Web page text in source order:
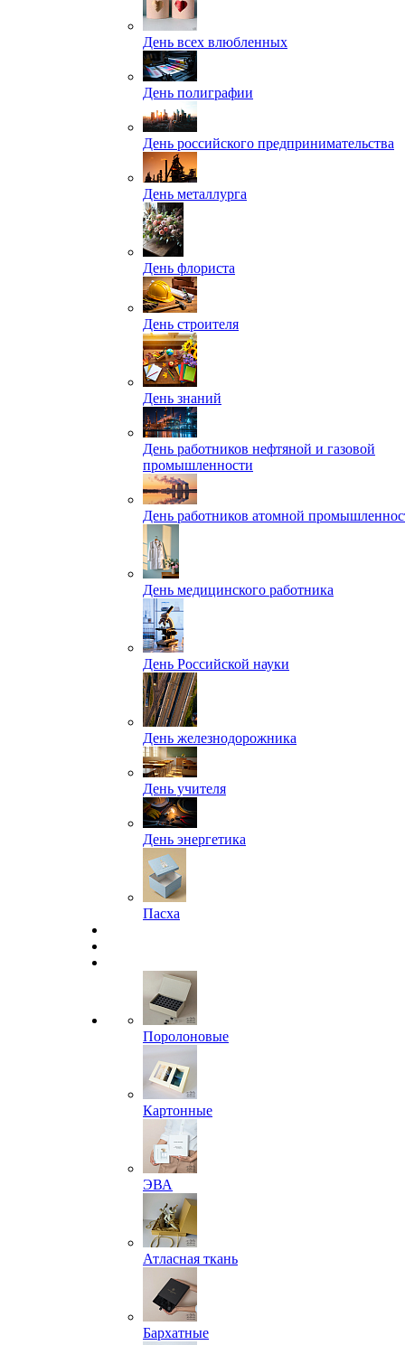
День всех влюбленных
День полиграфии
День российского предпринимательства
День металлурга
День флориста
День строителя
День знаний
День работников нефтяной и газовой
промышленности
День работников атомной
День медицинского работника
День Российской науки
День железнодорожника
День учителя
День энергетика
Пасха
Поролоновые
Картонные
ЭВА
Атласная ткань
Бархатные